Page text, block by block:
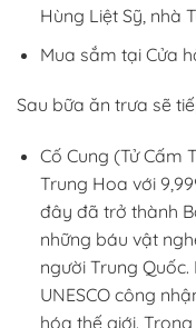
Hùng Liệt Sỹ, nhà
Mua sắm tại Cửa
Sau bữa ăn trưa sẽ
Cố Cung (Tử Cấm
Trung Hoa với
đây đã trở thành
những báu vật
người Trung Quốc.
UNESCO công
hóa thế giới.